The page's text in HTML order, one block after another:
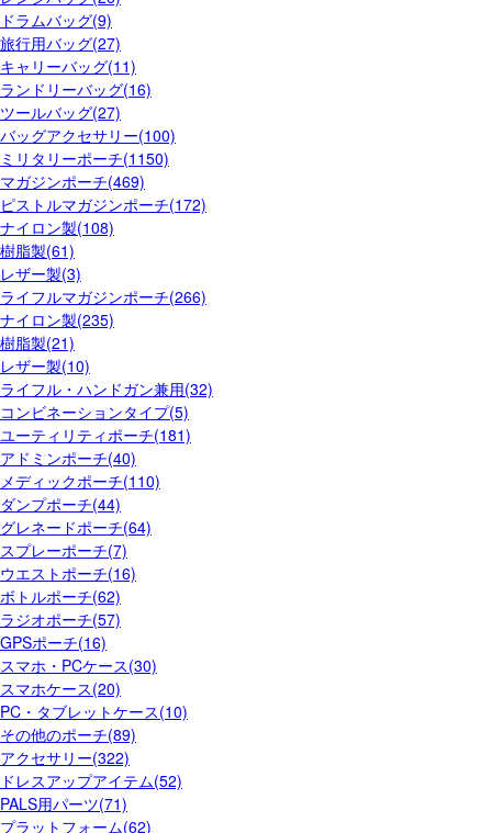
ドラムバッグ(9)
旅行用バッグ(27)
キャリーバッグ(11)
ランドリーバッグ(16)
ツールバッグ(27)
バッグアクセサリー(100)
ミリタリーポーチ(1150)
マガジンポーチ(469)
ピストルマガジンポーチ(172)
ナイロン製(108)
樹脂製(61)
レザー製(3)
ライフルマガジンポーチ(266)
ナイロン製(235)
樹脂製(21)
レザー製(10)
ライフル・ハンドガン兼用(32)
コンビネーションタイプ(5)
ユーティリティポーチ(181)
アドミンポーチ(40)
メディックポーチ(110)
ダンプポーチ(44)
グレネードポーチ(64)
スプレーポーチ(7)
ウエストポーチ(16)
ボトルポーチ(62)
ラジオポーチ(57)
GPSポーチ(16)
スマホ・PCケース(30)
スマホケース(20)
PC・タブレットケース(10)
その他のポーチ(89)
アクセサリー(322)
ドレスアップアイテム(52)
PALS用パーツ(71)
プラットフォーム(62)